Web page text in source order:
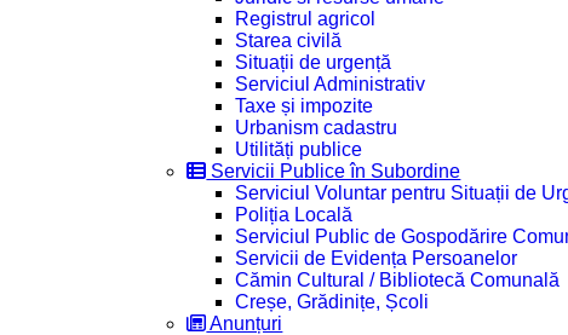
Registrul agricol
Starea civilă
Situații de urgență
Serviciul Administrativ
Taxe și impozite
Urbanism cadastru
Utilități publice
Servicii Publice în Subordine
Serviciul Voluntar pentru Situații de
Poliția Locală
Serviciul Public de Gospodărire
Servicii de Evidența Persoanelor
Cămin Cultural / Bibliotecă Comunală
Creșe, Grădinițe, Școli
Anunțuri